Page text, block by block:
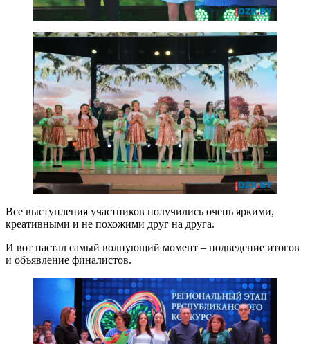
Все выступления участников получились очень яркими,
креативными и не похожими друг на друга.
И вот настал самый волнующий момент – подведение итогов
и объявление финалистов.